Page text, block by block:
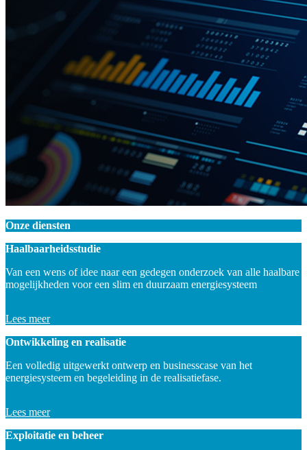
Onze diensten
Haalbaarheidsstudie
Van een wens of idee naar een gedegen onderzoek van alle haalbare
mogelijkheden voor een slim en duurzaam energiesysteem
Lees meer
Ontwikkeling en realisatie
Een volledig uitgewerkt ontwerp en businesscase van het
energiesysteem en begeleiding in de realisatiefase.
Lees meer
Exploitatie en beheer